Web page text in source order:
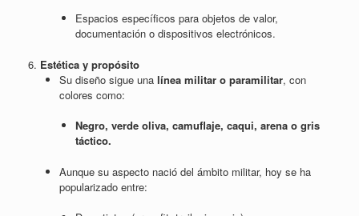
Espacios específicos para objetos de valor,
documentación o dispositivos electrónicos.
6. Estética y propósito
Su diseño sigue una línea militar o paramilitar, con
colores como:
Negro, verde oliva, camuflaje, caqui, arena o gris
táctico.
Aunque su aspecto nació del ámbito militar, hoy se ha
popularizado entre: